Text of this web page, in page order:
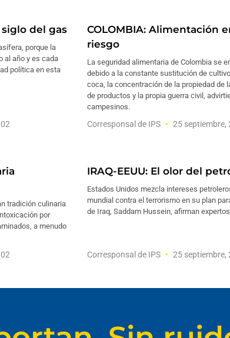
siglo del gas
porque la
al año y es cada
política en esta
COLOMBIA: Alimentación
riesgo
La seguridad alimentaria de Colombia se
debido a la constante sustitución de
coca, la concentración de la propiedad de
de productos y la propia guerra civil,
campesinos.
Corresponsal de IPS 25 septiembre,
tradición culinaria
por
a menudo
IRAQ-EEUU: El olor del
Estados Unidos mezcla intereses
mundial contra el terrorismo en su plan
de Iraq, Saddam Hussein, afirman
Corresponsal de IPS 25 septiembre,